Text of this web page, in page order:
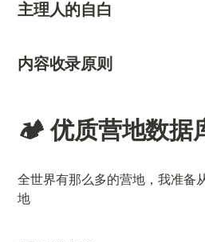
主理人的自白
内容收录原则
🏕️ 优质营地数据
全世界有那么多的营地，我准备
地